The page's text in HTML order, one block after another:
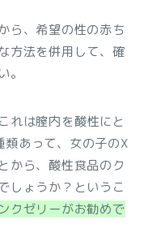
ら、希望の性の赤ち
方法を併用して、確
。
れは膣内を酸性にと
あって、女の子のX
から、酸性食品のク
しょうか？というこ
クゼリーがお勧めで